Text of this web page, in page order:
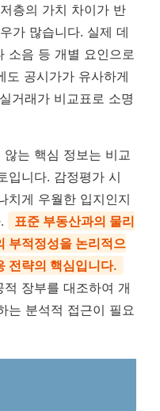
층의 가치 차이가 반
가 많습니다. 실제 데
소음 등 개별 요인으로
도 공시가가 유사하게
거래가 비교표로 소명
는 핵심 정보는 비교
입니다. 감정평가 시
치게 우월한 입지인지
표준 부동산과의 물리
부적정성을 논리적으
전략의 핵심입니다.
장부를 대조하여 개
는 분석적 접근이 필요